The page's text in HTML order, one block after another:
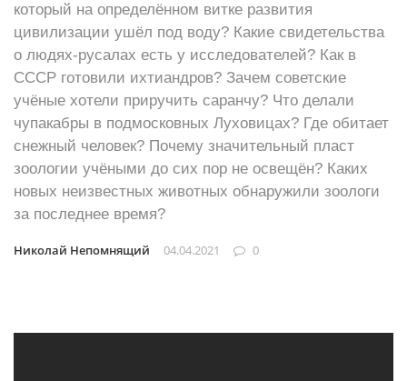
который на определённом витке развития
цивилизации ушёл под воду? Какие свидетельства
о людях-русалах есть у исследователей? Как в
СССР готовили ихтиандров? Зачем советские
учёные хотели приручить саранчу? Что делали
чупакабры в подмосковных Луховицах? Где обитает
снежный человек? Почему значительный пласт
зоологии учёными до сих пор не освещён? Каких
новых неизвестных животных обнаружили зоологи
за последнее время?
Николай Непомнящий 04.04.2021 0